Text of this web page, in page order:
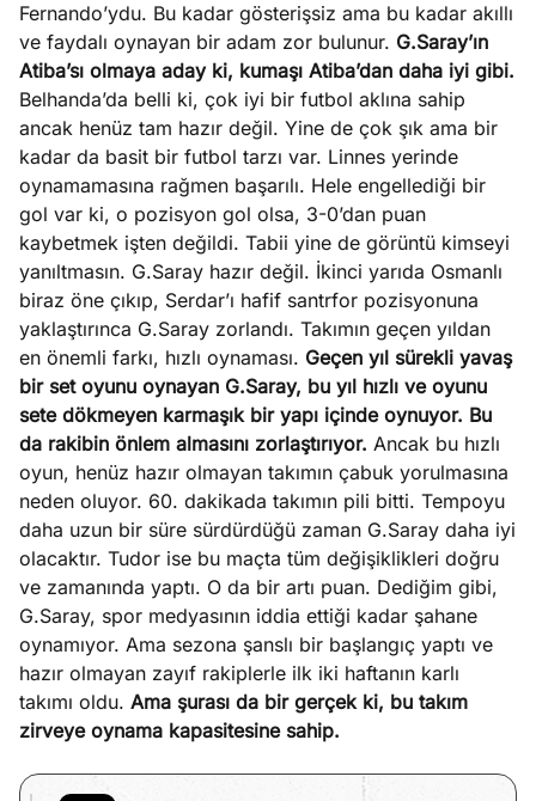
Fernando’ydu. Bu kadar gösterişsiz ama bu kadar akıllı
ve faydalı oynayan bir adam zor bulunur. G.Saray’ın
Atiba’sı olmaya aday ki, kumaşı Atiba’dan daha iyi gibi.
Belhanda’da belli ki, çok iyi bir futbol aklına sahip
ancak henüz tam hazır değil. Yine de çok şık ama bir
kadar da basit bir futbol tarzı var. Linnes yerinde
oynamamasına rağmen başarılı. Hele engellediği bir
gol var ki, o pozisyon gol olsa, 3-0’dan puan
kaybetmek işten değildi. Tabii yine de görüntü kimseyi
yanıltmasın. G.Saray hazır değil. İkinci yarıda Osmanlı
biraz öne çıkıp, Serdar’ı hafif santrfor pozisyonuna
yaklaştırınca G.Saray zorlandı. Takımın geçen yıldan
en önemli farkı, hızlı oynaması. Geçen yıl sürekli yavaş
bir set oyunu oynayan G.Saray, bu yıl hızlı ve oyunu
sete dökmeyen karmaşık bir yapı içinde oynuyor. Bu
da rakibin önlem almasını zorlaştırıyor. Ancak bu hızlı
oyun, henüz hazır olmayan takımın çabuk yorulmasına
neden oluyor. 60. dakikada takımın pili bitti. Tempoyu
daha uzun bir süre sürdürdüğü zaman G.Saray daha iyi
olacaktır. Tudor ise bu maçta tüm değişiklikleri doğru
ve zamanında yaptı. O da bir artı puan. Dediğim gibi,
G.Saray, spor medyasının iddia ettiği kadar şahane
oynamıyor. Ama sezona şanslı bir başlangıç yaptı ve
hazır olmayan zayıf rakiplerle ilk iki haftanın karlı
takımı oldu. Ama şurası da bir gerçek ki, bu takım
zirveye oynama kapasitesine sahip.